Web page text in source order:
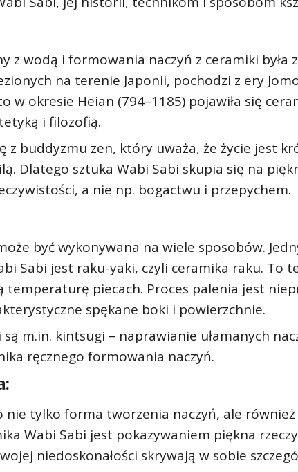
z wodą i formowania naczyń z ceramiki była
na terenie Japonii, pochodzi z ery
w okresie Heian (794–1185) pojawiła się
i filozofią.
z buddyzmu zen, który uważa, że życie jest
Dlatego sztuka Wabi Sabi skupia się na
a nie np. bogactwu i przepychem.
być wykonywana na wiele sposobów.
Sabi jest raku-yaki, czyli ceramika raku. To
temperaturę piecach. Proces palenia jest
spękane boki i powierzchnie.
m.in. kintsugi – naprawianie ułamanych
ręcznego formowania naczyń.
nie tylko forma tworzenia naczyń, ale
Wabi Sabi jest pokazywaniem piękna
niedoskonałości skrywają w sobie